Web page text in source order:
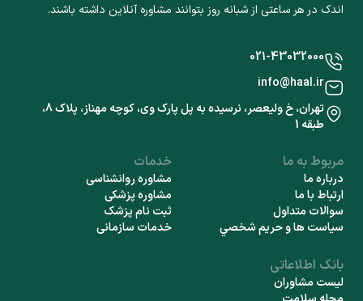
اندک در هر ساعتی از شبانه روز بتوانند مشاوره آنلاین داشته باشند.
مربوط به ما
درباره ما
ارتباط با ما
سوالات متداول
سياست ها و حريم شخصي
خدمات
مشاوره روانشناسی
مشاوره پزشکی
ثبت نام پزشک
خدمات سازمانی
بانک اطلاعاتی
لیست مشاوران
021-43032000
info@haal.ir
تهران، خ ولیعصر، نرسیده به پل پارک وی، کوچه مهناز، پلاک 8،
طبقه 1